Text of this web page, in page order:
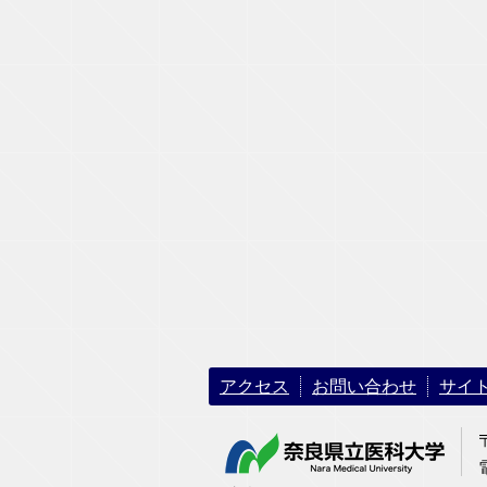
アクセス お問い合わせ サイ